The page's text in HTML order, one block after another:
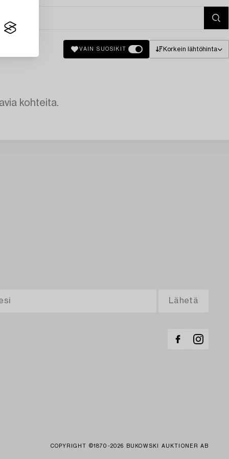
VAIN SUOSIKIT Korkein lähtöhinta
kohteita.
COPYRIGHT ©1870-2026 BUKOWSKI AUKTIONER AB